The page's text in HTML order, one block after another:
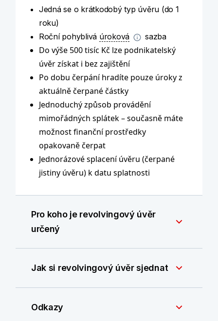
Jedná se o krátkodobý typ úvěru (do 1
roku)
Roční pohyblivá úroková sazba
Do výše 500 tisíc Kč lze podnikatelský
úvěr získat i bez zajištění
Po dobu čerpání hradíte pouze úroky z
aktuálně čerpané částky
Jednoduchý způsob provádění
mimořádných splátek – současně máte
možnost finanční prostředky
opakovaně čerpat
Jednorázové splacení úvěru (čerpané
jistiny úvěru) k datu splatnosti
Pro koho je revolvingový úvěr
určený
Jak si revolvingový úvěr sjednat
Odkazy